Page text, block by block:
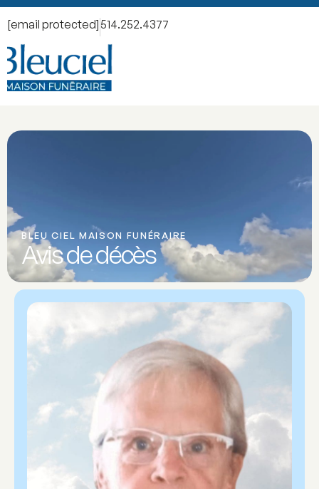
[email protected] 514.252.4377
BLEU CIEL MAISON FUNÉRAIRE
Avis de décès